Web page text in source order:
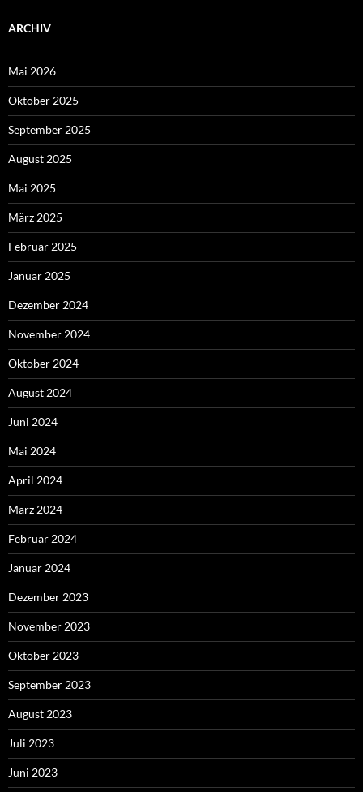
ARCHIV
Mai 2026
Oktober 2025
September 2025
August 2025
Mai 2025
März 2025
Februar 2025
Januar 2025
Dezember 2024
November 2024
Oktober 2024
August 2024
Juni 2024
Mai 2024
April 2024
März 2024
Februar 2024
Januar 2024
Dezember 2023
November 2023
Oktober 2023
September 2023
August 2023
Juli 2023
Juni 2023